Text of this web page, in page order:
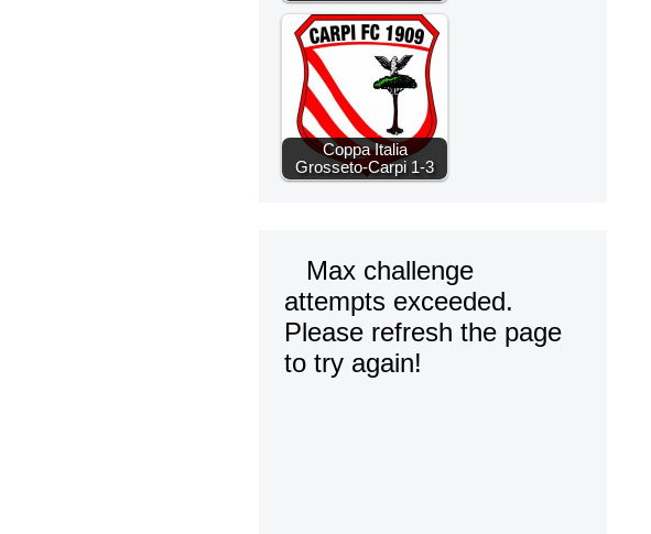
Coppa Italia
Grosseto-Carpi 1-3